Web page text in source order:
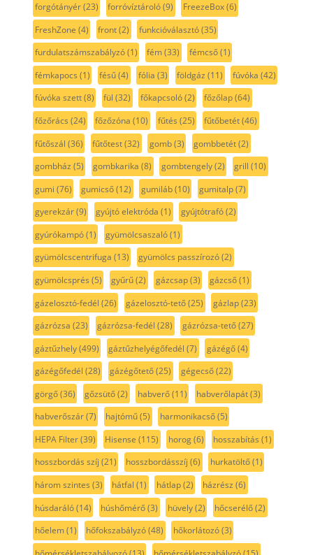
forgótányér(23) forróvíztároló(9) FreezeBox(6)
FreshZone (4) front(2) funkcióválasztó(35)
furdulatszámszabályzó(1) fém(33) fémcső(1)
fémkapocs (1) fésű(4) fólia (3) földgáz (11) fúvóka (42)
fúvóka szett(8) fül (32) főkapcsoló(2) főzőlap(64)
főzőrács (24) főzőzóna (10) fűtés (25) fűtőbetét(46)
fűtőszál (36) fűtőtest(32) gomb(3) gombbetét(2)
gombház (5) gombkarika (8) gombtengely(2) grill (10)
gumi (76) gumicső(12) gumiláb(10) gumitalp(7)
gyerekzár(9) gyújtó elektróda (1) gyújtótrafó(2)
gyúrókampó(1) gyümölcsaszaló(1)
gyümölcscentrifuga (13) gyümölcs passzírozó(2)
gyümölcsprés (5) gyűrű(2) gázcsap(3) gázcső(1)
gázelosztó-fedél (26) gázelosztó-tető(25) gázlap(23)
gázrózsa (23) gázrózsa-fedél (28) gázrózsa-tető(27)
gáztűzhely(499) gáztűzhelyégőfedél (7) gázégő(4)
gázégőfedél (28) gázégőtető(25) gégecső(22)
görgő(36) gőzsütő(2) habverő(11) habverőlapát(3)
habverőszár(7) hajtómű(5) harmonikacső(5)
HEPA Filter(39) Hisense (115) horog(6) hosszabítás (1)
hosszbordás szíj (21) hosszbordásszíj (6) hurkatöltő(1)
három szintes (3) hátfal (1) hátlap(2) házrész (6)
húsdaráló(14) húshőmérő(3) hüvely(2) hőcserélő(2)
hőelem(1) hőfokszabályzó(48) hőkorlátozó(3)